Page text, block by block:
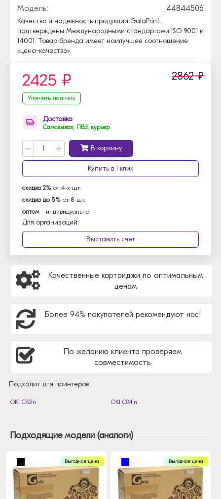
Модель:
44844506
Качество и надежность продукции GalaPrint
подтверждены Международными стандартами ISO 9001 и
14001. Товар бренда имеет наилучшее соотношение
«цена-качество».
2425 ₽ 2862 ₽
Уточнить наличие
Доставка
Самовывоз, ПВЗ, курьер
В корзину
Купить в 1 клик
скидка 2% от 4-х шт.
скидка до 5% от 8 шт.
оптом - индивидуально
Для организаций:
Выставить счет
Качественные картриджи по оптимальным
ценам
Более 94% покупателей рекомендуют нас!
По желанию клиента проверяем
совместимость
Подходит для принтеров
OKI C831n OKI C841n
Подходящие модели (аналоги)
Выгодная цена Выгодная цена